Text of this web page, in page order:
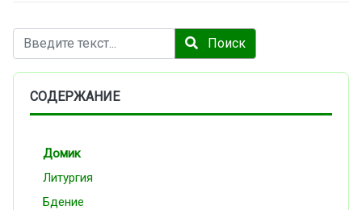
Поиск Поиск
СОДЕРЖАНИЕ
Домик
Литургия
Бдение